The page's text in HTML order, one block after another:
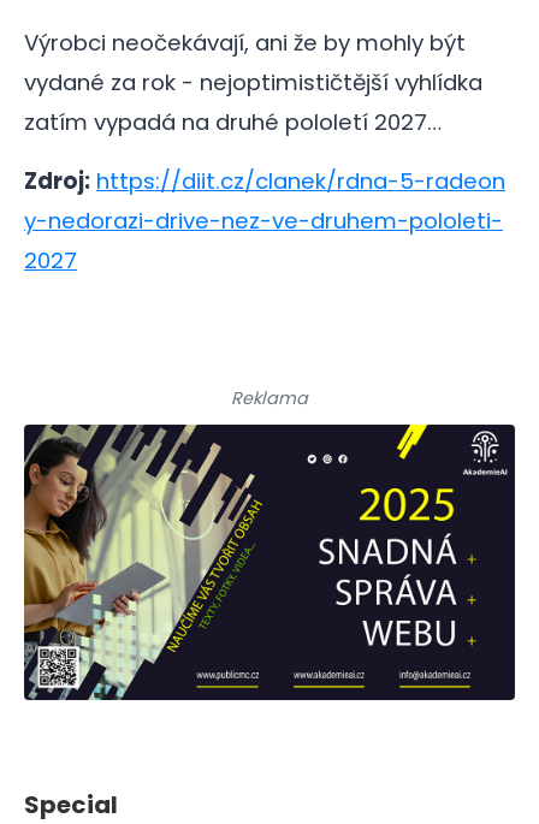
Výrobci neočekávají, ani že by mohly být
vydané za rok - nejoptimističtější vyhlídka
zatím vypadá na druhé pololetí 2027…
Zdroj: https://diit.cz/clanek/rdna-5-radeon
y-nedorazi-drive-nez-ve-druhem-pololeti-
2027
Reklama
Special